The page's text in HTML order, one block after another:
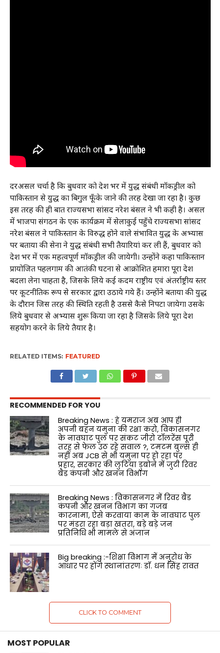
दरअसल चर्चा है कि बुधवार को देश भर में युद्ध संबंधी माॅकड्रील को
पाकिस्तान से युद्ध का बिगुल फूँके जाने की तरह देखा जा रहा है। कुछ
इस तरह की ही बात राज्यसभा सांसद नरेश बंसल ने भी कही है। असल
में भाजपा संगठन के एक कार्यक्रम में सेलाकुई पहुँचे राज्यसभा सांसद
नरेश बंसल ने पाकिस्तान के विरुद्ध होने वाले संभावित युद्ध के अभ्यास
पर बताया की सेना ने युद्ध संबंधी सभी तैयारियां कर ली हैं, बुधवार को
देश भर में एक महत्वपूर्ण माॅकड्रील की जायेगी‌। उन्होंने कहा पाकिस्तान
प्रायोजित पहलगाम की आतंकी घटना से आक्रोशित हमारा पूरा देश
बदला‌ लेना चाहता है, जिसके लिये कई कदम राष्ट्रीय एवं अंतर्राष्ट्रीय स्तर
पर कूटनीतिक रूप से सरकार द्वारा उठाये गये हैं। उन्होंने बताया की युद्ध
के दौरान जिस तरह की स्थिति रहती है उससे कैसे निपटा जायेगा उसके
लिये बुधवार से अभ्यास शुरू किया जा रहा है जिसके लिये पूरा देश
सहयोग करने के लिये तैयार है।
RELATED ITEMS: FEATURED
RECOMMENDED FOR YOU
Breaking News : हे यमराज अब आप ही
अपनी बहन यमुना की रक्षा करो, विकासनगर
के नावघाट पुल पर संकट जीरो टॉलरेंस पूरी
तरह से फेल उठ रहे सवाल ?, टमटम बुल्स ही
नहीं अब JCB से भी यमुना पर हो रहा पर
प्रहार, सरकार की लुटिया डुबोने में जुटी रिवर
बैड कंपनी और खनन विभाग
Breaking News : विकासनगर में रिवर बैड
कंपनी और खनन विभाग का गजब
कारनामा, ऐसे करवाया काम के नावघाट पुल
पर मंडरा रहा बड़ा खतरा, बड़े बड़े जन
प्रतिनिधि भी मामले से अंजान
Big breaking :-शिक्षा विभाग में अनुरोध के
आधार पर होंगे स्थानांतरणः डाॅ. धन सिंह रावत
CLICK TO COMMENT
MOST POPULAR